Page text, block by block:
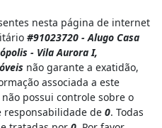
nesta página de internet
#91023720 - Alugo Casa
- Vila Aurora I,
não garante a exatidão,
associada a este
não possui controle sobre o
responsabilidade de 0. Todas